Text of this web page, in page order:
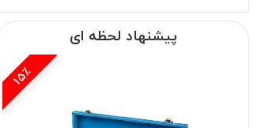
ابزار باغبانی
ابزار نجاری
بدون دسته‌بندی
پیشنهاد لحظه ای
15٪